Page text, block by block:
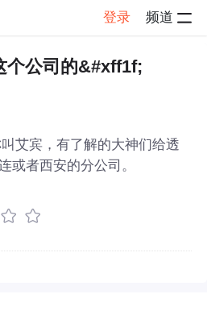
登录 频道
子详情
个公司的&#xff1f;
艾宾，有了解的大神们给透
或者西安的分公司。